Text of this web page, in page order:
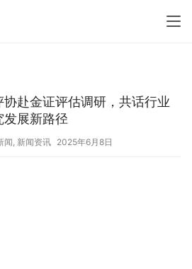
协赴金证评估调研，共话行业
发展新路径
闻, 新闻资讯 2025年6月8日